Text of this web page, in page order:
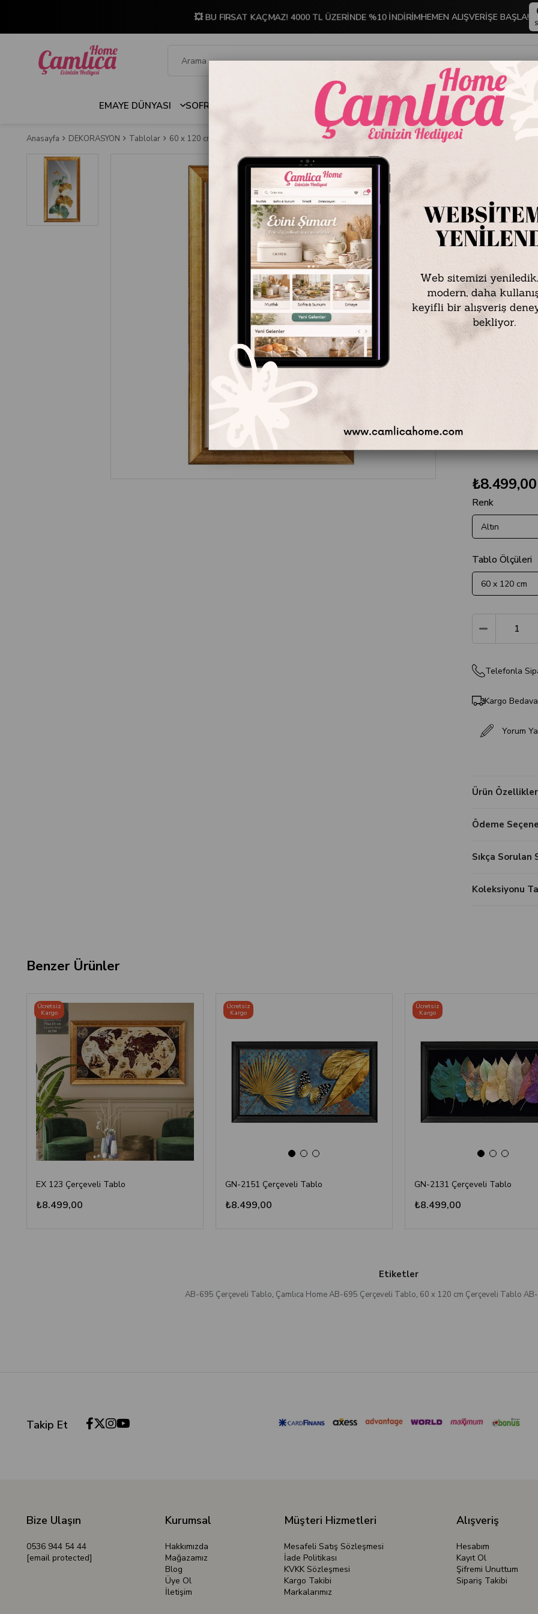
💥 BU FIRSAT KAÇMAZ! 4000 TL ÜZERİNDE %10 İNDİRİM!HEMEN ALIŞVERİŞE BAŞLA!
EMAYE DÜNYASI SOFRA & MUTFAK İNDİRİMLİ ÜRÜNLER DEKORASYON TABLO KOLEKSİYONU
Anasayfa DEKORASYON Tablolar 60 x 120 cm Çerçeveli Tablo AB-695 Çerçeveli Tablo
AB-
Stok Kodu
Marka:Çamlıca
AB-695
Tablo Ölçüsü: 60
Çerçeveli Ölçüsü:
Teslimat Süresi:
teslim edilir.
* Tablolarımızı
** Daha büyük
0 x
₺8.499,00
Renk
Tablo Ölçüleri
Telefonla
Kargo Bedava
Yorum
Ürün
Ödeme
Sıkça Sorulan
Koleksiyonu
Benzer Ürünler
EX 123 Çerçeveli Tablo
₺8.499,00
Ücretsiz
Kargo
GN-2151 Çerçeveli Tablo
₺8.499,00
Ücretsiz
Kargo
GN-2131 Çerçeveli Tablo
₺8.499,00
Ücretsiz
Kargo
Etiketler
AB-695 Çerçeveli Tablo, Çamlıca Home AB-695 Çerçeveli Tablo, 60 x 120 cm Çerçeveli Tablo
Takip Et
Bize Ulaşın
0536 944 54 44
[email protected]
Kurumsal
Hakkımızda
Mağazamız
Blog
Üye Ol
İletişim
Müşteri Hizmetleri
Mesafeli Satış Sözleşmesi
İade Politikası
KVKK Sözleşmesi
Kargo Takibi
Markalarımız
Alışveriş
Hesabım
Kayıt Ol
Şifremi Unuttum
Sipariş Takibi